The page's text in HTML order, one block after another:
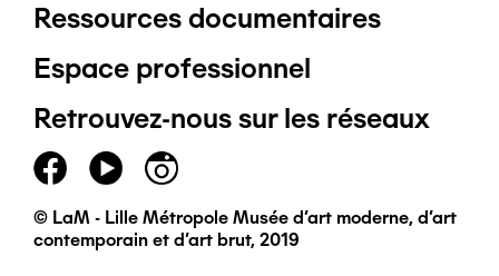
Pied
de
page
principal
Ressources documentaires
Espace professionnel
Retrouvez-nous sur les réseaux
© LaM - Lille Métropole Musée d'art moderne, d'art
contemporain et d'art brut, 2019